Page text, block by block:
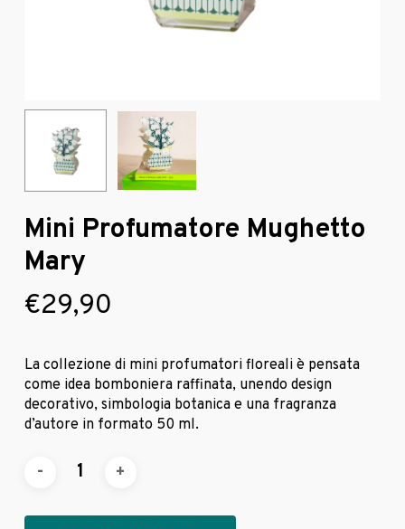
Mini Profumatore Mughetto
Mary
€29,90
La collezione di mini profumatori floreali è pensata
come idea bomboniera raffinata, unendo design
decorativo, simbologia botanica e una fragranza
d’autore in formato 50 ml.